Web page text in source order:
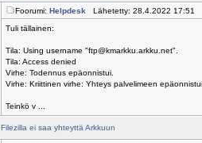
Foorumi: Helpdesk Lähetetty: 28.4.2022 17:51
Tuli tällainen:
Tila: Using username "ftp@kmarkku.arkku.net".
Tila: Access denied
Virhe: Todennus epäonnistui.
Virhe: Kriittinen virhe: Yhteys palvelimeen epäonnistui
Teinkö v ...
Filezilla ei saa yhteyttä Arkkuun